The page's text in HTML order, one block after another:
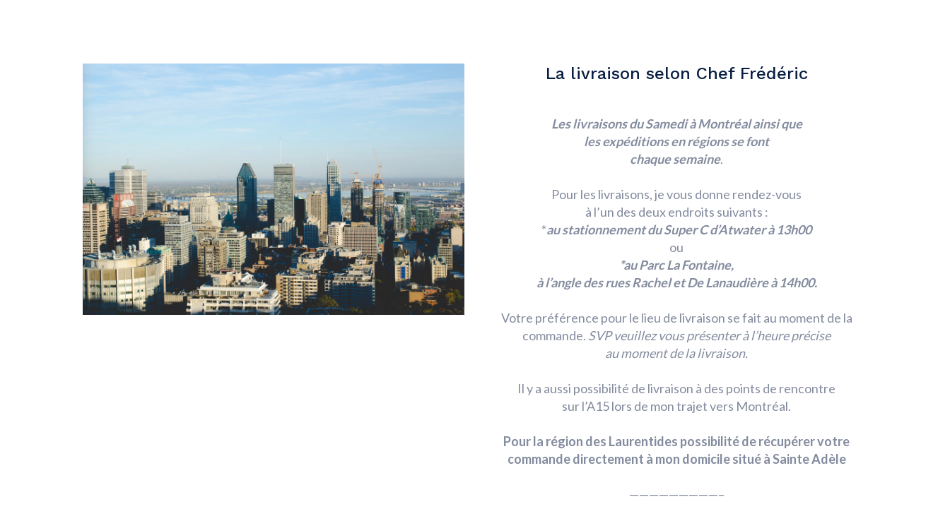
La livraison selon Chef Frédéric
Les livraisons du Samedià Montréalainsi que
les expéditions en régions se font
chaque semaine.
Pour les livraisons, je vous donne rendez-vous
à l’un des deux endroits suivants :
*au stationnement du Super C d’Atwater à 13h00
ou
*au Parc La Fontaine,
à l’angle des rues Rachel et De Lanaudière à 14h00.
Votre préférence pour le lieu de livraison se fait au moment de la
commande. SVP veuillez vous présenter à l’heure précise
au moment de la livraison.
Il y a aussi possibilité de livraison à des points de rencontre
sur l’A15 lors de mon trajet vers Montréal.
Pour la région des Laurentides possibilité de récupérer votre
commande directement à mon domicile situé à Sainte Adèle
—————————–